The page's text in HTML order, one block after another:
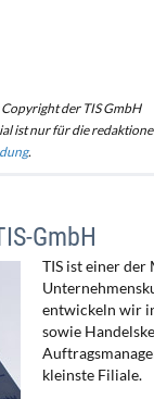
der TIS GmbH
ist nur für die
.
GmbH
TIS ist einer
entwickeln wir
sowie
kleinste Filiale.